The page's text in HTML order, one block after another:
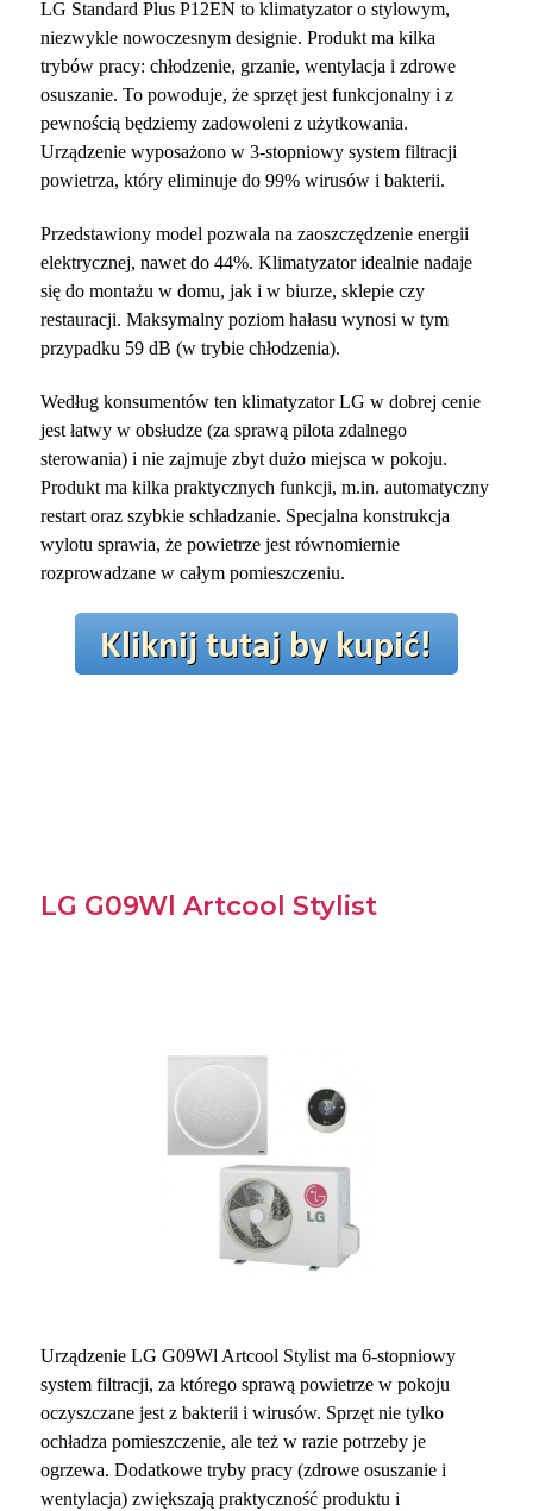
LG Standard Plus P12EN to klimatyzator o stylowym,
niezwykle nowoczesnym designie. Produkt ma kilka
trybów pracy: chłodzenie, grzanie, wentylacja i zdrowe
osuszanie. To powoduje, że sprzęt jest funkcjonalny i z
pewnością będziemy zadowoleni z użytkowania.
Urządzenie wyposażono w 3-stopniowy system filtracji
powietrza, który eliminuje do 99% wirusów i bakterii.
Przedstawiony model pozwala na zaoszczędzenie energii
elektrycznej, nawet do 44%. Klimatyzator idealnie nadaje
się do montażu w domu, jak i w biurze, sklepie czy
restauracji. Maksymalny poziom hałasu wynosi w tym
przypadku 59 dB (w trybie chłodzenia).
Według konsumentów ten klimatyzator LG w dobrej cenie
jest łatwy w obsłudze (za sprawą pilota zdalnego
sterowania) i nie zajmuje zbyt dużo miejsca w pokoju.
Produkt ma kilka praktycznych funkcji, m.in. automatyczny
restart oraz szybkie schładzanie. Specjalna konstrukcja
wylotu sprawia, że powietrze jest równomiernie
rozprowadzane w całym pomieszczeniu.
LG G09Wl Artcool Stylist
Urządzenie LG G09Wl Artcool Stylist ma 6-stopniowy
system filtracji, za którego sprawą powietrze w pokoju
oczyszczane jest z bakterii i wirusów. Sprzęt nie tylko
ochładza pomieszczenie, ale też w razie potrzeby je
ogrzewa. Dodatkowe tryby pracy (zdrowe osuszanie i
wentylacja) zwiększają praktyczność produktu i